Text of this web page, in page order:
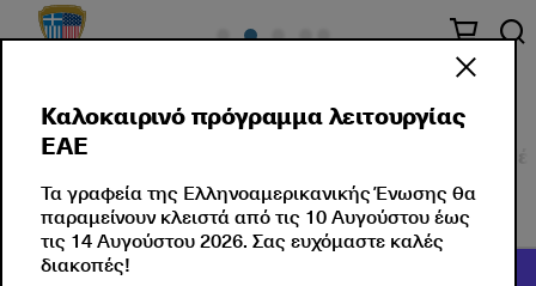
Σεμινάρια
Καλοκαιρινό πρόγραμμα λειτουργίας
ΕΑΕ
Τα γραφεία της Ελληνοαμερικανικής Ένωσης θα
παραμείνουν κλειστά από τις 10 Αυγούστου έως
τις 14 Αυγούστου 2026. Σας ευχόμαστε καλές
διακοπές!